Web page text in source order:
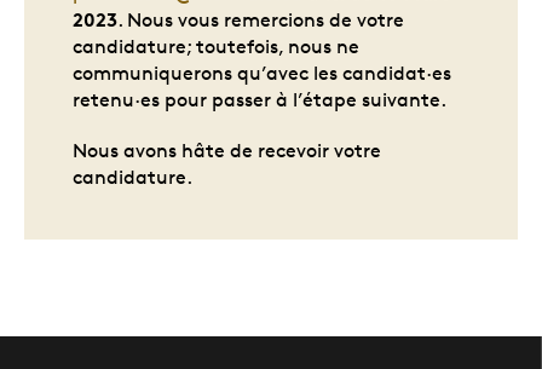
2023. Nous vous remercions de votre
candidature; toutefois, nous ne
communiquerons qu’avec les candidat·es
retenu·es pour passer à l’étape suivante.
Nous avons hâte de recevoir votre
candidature.